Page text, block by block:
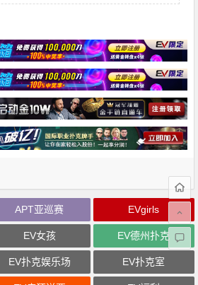
APT亚巡赛 EVgirls
EV女孩 EV德州扑克
EV扑克娱乐场 EV扑克室